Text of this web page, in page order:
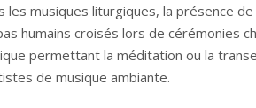
les musiques liturgiques, la présence
humains croisés lors de cérémonies
permettant la méditation ou la
de musique ambiante.